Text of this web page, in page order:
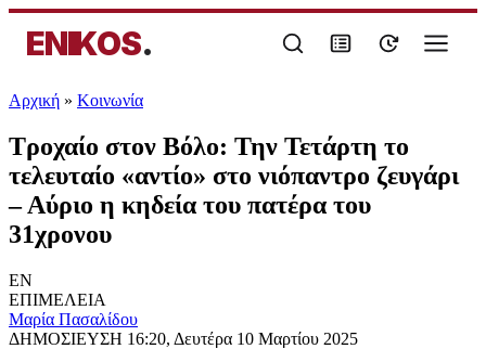
ENIKOS.
Αρχική » Κοινωνία
Τροχαίο στον Βόλο: Την Τετάρτη το
τελευταίο «αντίο» στο νιόπαντρο ζευγάρι
– Αύριο η κηδεία του πατέρα του
31χρονου
EN
ΕΠΙΜΕΛΕΙΑ
Μαρία Πασαλίδου
ΔΗΜΟΣΙΕΥΣΗ 16:20, Δευτέρα 10 Μαρτίου 2025